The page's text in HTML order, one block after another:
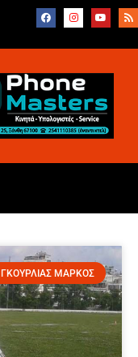
ΓΚΟΥΡΛΙΑΣ ΜΑΡΚΟΣ